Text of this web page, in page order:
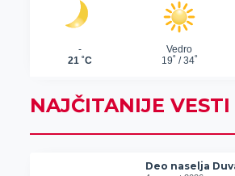
NAJČITANIJE VESTI
Deo naselja